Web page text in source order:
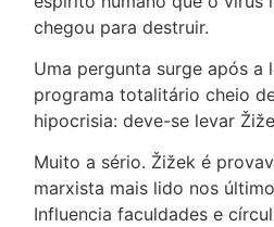
chegou para destruir.
Uma pergunta surge após a
programa totalitário cheio
hipocrisia: deve-se levar
Muito a sério. Žižek é
marxista mais lido nos
Influencia faculdades e